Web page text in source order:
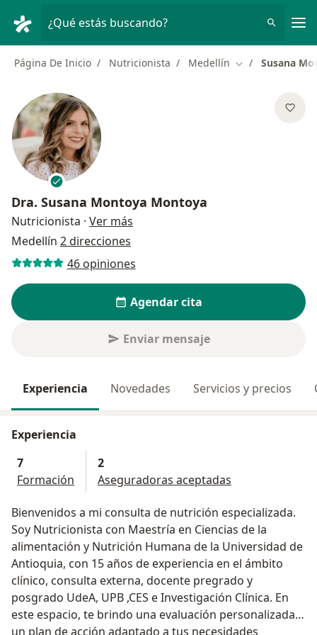
¿Qué estás buscando?
Página De Inicio Nutricionista Medellín Cambiar de
Susana
Dra. Susana Montoya Montoya
Nutricionista · Ver más
Medellín 2 direcciones
46 opiniones
Agendar cita
Enviar mensaje
Experiencia Novedades Servicios y precios
Experiencia
7
Formación
2
Aseguradoras aceptadas
Bienvenidos a mi consulta de nutrición especializada.
Soy Nutricionista con Maestría en Ciencias de la
alimentación y Nutrición Humana de la Universidad de
Antioquia, con 15 años de experiencia en el ámbito
clínico, consulta externa, docente pregrado y
posgrado UdeA, UPB ,CES e Investigación Clínica. En
este espacio, te brindo una evaluación personalizada y
un plan de acción adaptado a tus necesidades